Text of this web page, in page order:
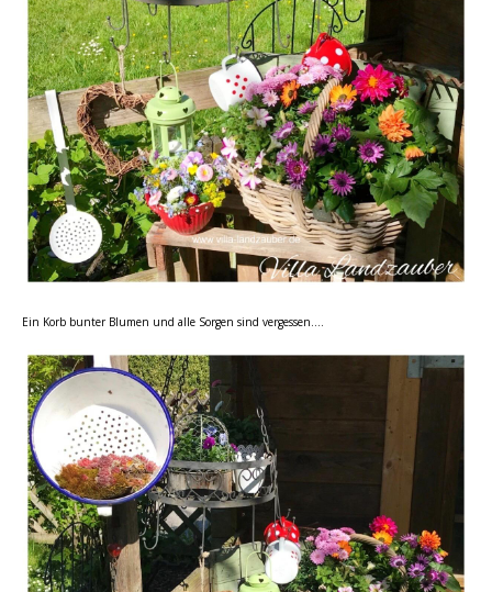
Ein Korb bunter Blumen und alle Sorgen sind vergessen….